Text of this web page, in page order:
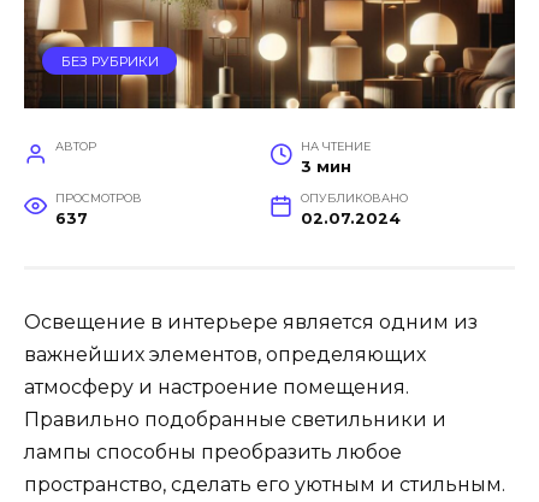
БЕЗ РУБРИКИ
АВТОР НА ЧТЕНИЕ
3 мин
ПРОСМОТРОВ
637
ОПУБЛИКОВАНО
02.07.2024
Освещение в интерьере является одним из
важнейших элементов, определяющих
атмосферу и настроение помещения.
Правильно подобранные светильники и
лампы способны преобразить любое
пространство, сделать его уютным и стильным.